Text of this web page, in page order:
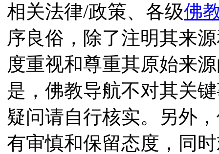
相关法律/政策、各级佛
序良俗，除了注明其来
度重视和尊重其原始来
是，佛教导航不对其关
疑问请自行核实。另外
有审慎和保留态度，同